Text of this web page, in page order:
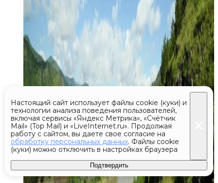
Настоящий сайт использует файлы cookie (куки) и
технологии анализа поведения пользователей,
включая сервисы «Яндекс Метрика», «Счётчик
Mail» (Top Mail) и «LiveInternet.ru». Продолжая
работу с сайтом, вы даете свое согласие на
обработку персональных данных. Файлы cookie
(куки) можно отключить в настройках браузера
Подтвердить